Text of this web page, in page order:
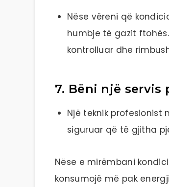
Nëse vëreni që
humbje të gazit
kontrolluar dhe
7. Bëni një
Një teknik profesionist
siguruar që të gjitha
Nëse e mirëmbani
konsumojë më pak